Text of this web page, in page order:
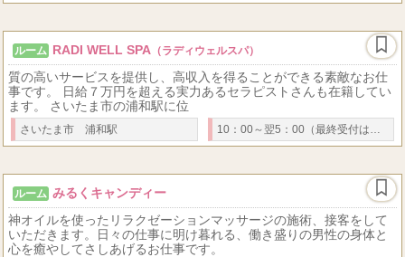
ルーム RADI WELL SPA （ラディウェルスパ）
質の高いサービスを提供し、高収入を得ることができる素敵なお仕
事です。 日給７万円を超える実力あるセラピストさんも在籍してい
ます。 さいたま市の浦和駅に位
さいたま市 浦和駅 10：00～翌5：00（最終受付は翌3：30）
ルーム みるくキャンディー
神オイルを使ったリラクゼーションマッサージの施術、接客をして
いただきます。日々の仕事に明け暮れる、働き盛りの男性の身体と
心を癒やしてさしあげるお仕事です。